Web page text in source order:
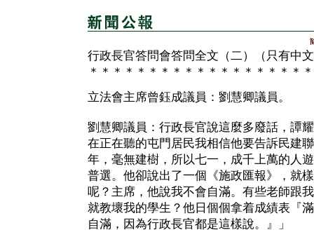
行政長官答問會答問全文（二）（只有中
＊＊＊＊＊＊＊＊＊＊＊＊＊＊＊＊＊＊
立法會主席曾鈺成議員：劉慧卿議員。
劉慧卿議員：行政長官說這麼多廢話，譚
在正在聽的屯門居民我相信他要告訴民建
年，毫無建樹，所以七一，成千上萬的人
普選。他卻說出了一個《施政匯報》，就
呢？主席，他說我不會自滿。有些老師跟
就教壞我的學生？他日個個拿着成績表『
自滿，因為行政長官都是這樣說。』」